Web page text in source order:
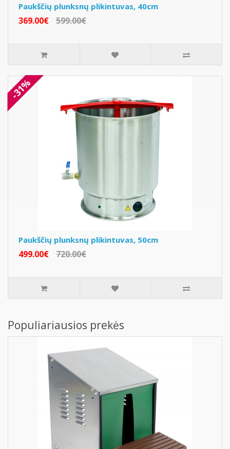
Paukščių plunksnų plikintuvas, 40cm
369.00€ 599.00€
-31%
Paukščių plunksnų plikintuvas, 50cm
499.00€ 720.00€
Populiariausios prekės